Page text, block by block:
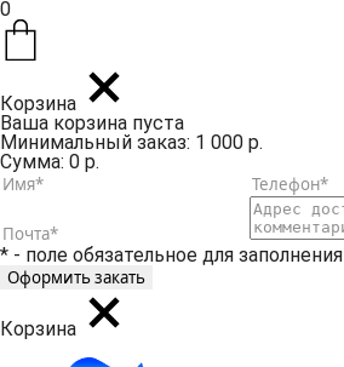
0
Корзина
Ваша корзина пуста
Минимальный заказ: 1 000 р.
Сумма: 0 р.
* - поле обязательное для заполнения
Корзина